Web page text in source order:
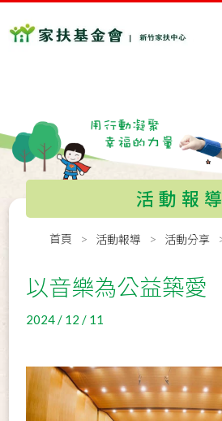
活動報導
首頁 活動報導 活動分享
以音樂為公益築愛
2024 / 12 / 11